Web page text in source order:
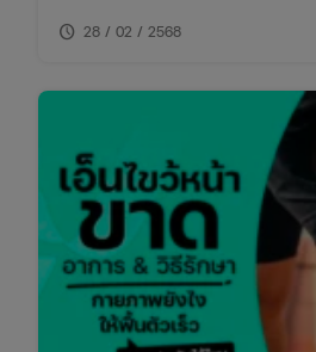
schedule 28 / 02 / 2568